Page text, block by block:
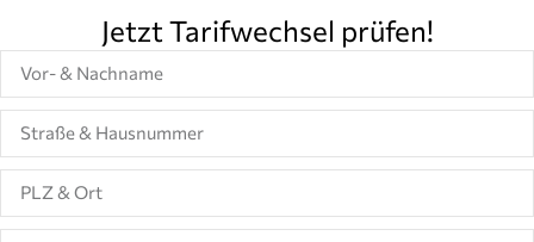
Jetzt Tarifwechsel prüfen!